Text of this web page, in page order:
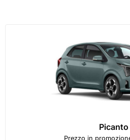
Picanto
Prezzo in